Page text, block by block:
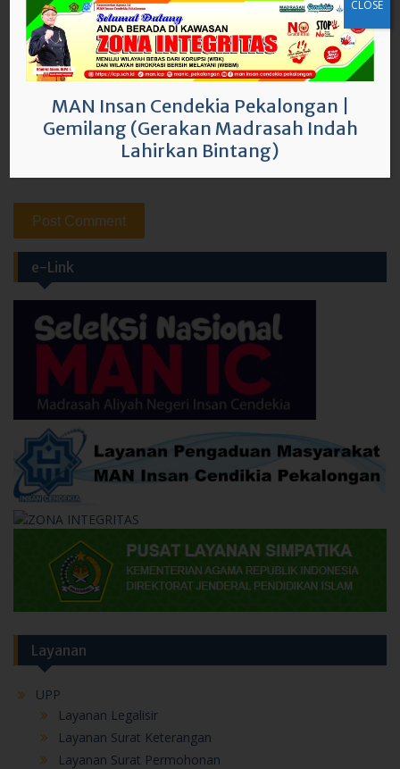
Email*
Website
Save my name, email, and website in this browser for the
e-Link
Layanan
UPP
Layanan Legalisir
Layanan Surat Keterangan
Layanan Surat Permohonan
MAN Insan Cendekia Pekalongan
Gemilang (Gerakan Madrasah Indah
Lahirkan Bintang)
CLOSE